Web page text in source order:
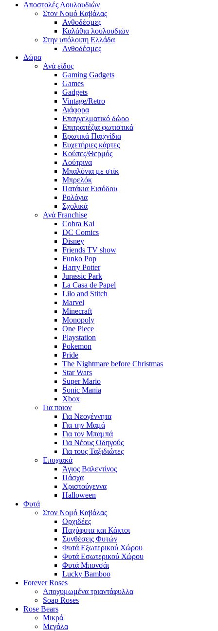
Αποστολές Λουλουδιών
Στον Νομό Καβάλας
Ανθοδέσμες
Καλάθια λουλουδιών
Στην υπόλοιπη Ελλάδα
Ανθοδέσμες
Δώρα
Ανά είδος
Gaming Gadgets
Games
Gadgets
Vintage/Retro
Διάφορα
Επαγγελματικό δώρο
Επιτραπέζια φωτιστικά
Ερωτικά Παιχνίδια
Ευχετήριες κάρτες
Κούπες/Θερμός
Λούτρινα
Μπαλόνια με στίκ
Μπρελόκ
Πατάκια Εισόδου
Ρολόγια
Σχολικά
Ανά Franchise
Cobra Kai
DC Comics
Disney
Friends TV show
Funko Pop
Harry Potter
Jurassic Park
La Casa de Papel
Lilo and Stitch
Marvel
Minecraft
Monopoly
One Piece
Playstation
Pokemon
Pride
The Nightmare before Christmas
Star Wars
Super Mario
Sonic Mania
Xbox
Για ποιον
Για Νεογέννητα
Για την Μαμά
Για τον Μπαμπά
Για Νέους Οδηγούς
Για τους Ταξιδιώτες
Εποχιακά
Άγιος Βαλεντίνος
Πάσχα
Χριστούγεννα
Halloween
Φυτά
Στον Νομό Καβάλας
Ορχιδέες
Παχύφυτα και Κάκτοι
Συνθέσεις Φυτών
Φυτά Εξωτερικού Χώρου
Φυτά Εσωτερικού Χώρου
Φυτά Μπονσάι
Lucky Bamboo
Forever Roses
Αποχυμωμένα τριαντάφυλλα
Soap Roses
Rose Βears
Μικρά
Μεγάλα